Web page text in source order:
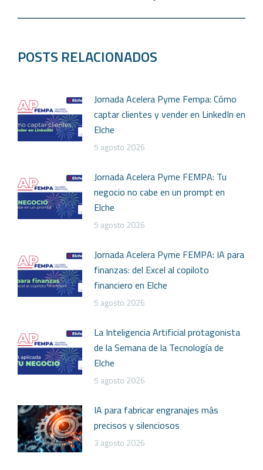
POSTS RELACIONADOS
Jornada Acelera Pyme Fempa: Cómo
captar clientes y vender en LinkedIn en
Elche
5 agosto 2026
Jornada Acelera Pyme FEMPA: Tu
negocio no cabe en un prompt en
Elche
5 agosto 2026
Jornada Acelera Pyme FEMPA: IA para
finanzas: del Excel al copiloto
financiero en Elche
5 agosto 2026
La Inteligencia Artificial protagonista
de la Semana de la Tecnología de
Elche
5 agosto 2026
IA para fabricar engranajes más
precisos y silenciosos
3 agosto 2026